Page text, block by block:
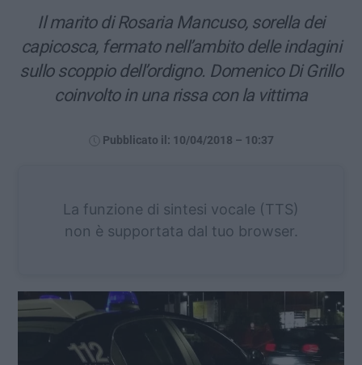
Il marito di Rosaria Mancuso, sorella dei
capicosca, fermato nell’ambito delle indagini
sullo scoppio dell’ordigno. Domenico Di Grillo
coinvolto in una rissa con la vittima
Pubblicato il: 10/04/2018 – 10:37
La funzione di sintesi vocale (TTS)
non è supportata dal tuo browser.